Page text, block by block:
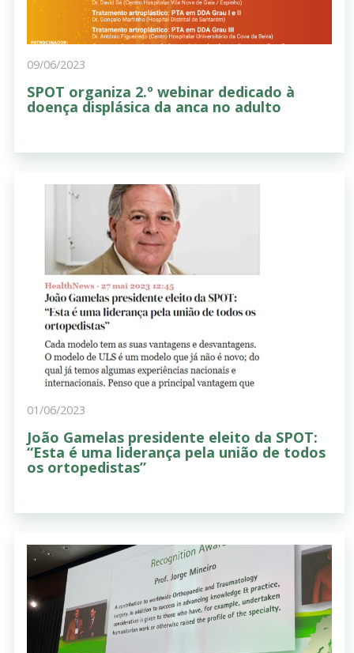
09/06/2023
SPOT organiza 2.º webinar dedicado à
doença displásica da anca no adulto
01/06/2023
João Gamelas presidente eleito da SPOT:
“Esta é uma liderança pela união de todos
os ortopedistas”